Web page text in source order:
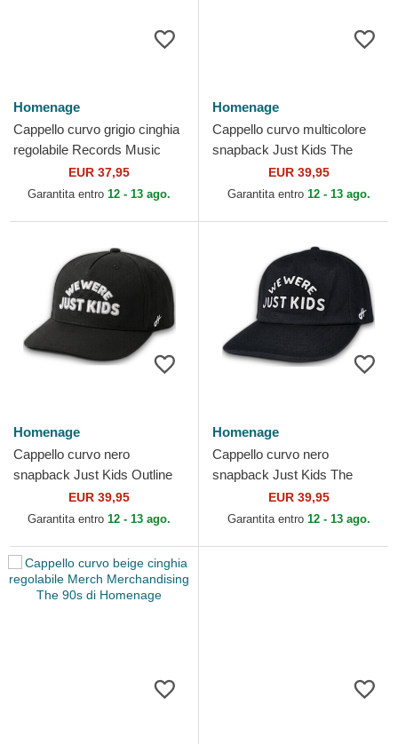
Homenage
Cappello curvo grigio cinghia
regolabile Records Music
Shapes Identity The 90s di
Homenage
EUR 37,95
Garantita entro 12 - 13 ago.
Homenage
Cappello curvo multicolore
snapback Just Kids The
Retro di Homenage
EUR 39,95
Garantita entro 12 - 13 ago.
Homenage
Cappello curvo nero
snapback Just Kids Outline
The Retro di Homenage
EUR 39,95
Garantita entro 12 - 13 ago.
Homenage
Cappello curvo nero
snapback Just Kids The
Retro di Homenage
EUR 39,95
Garantita entro 12 - 13 ago.